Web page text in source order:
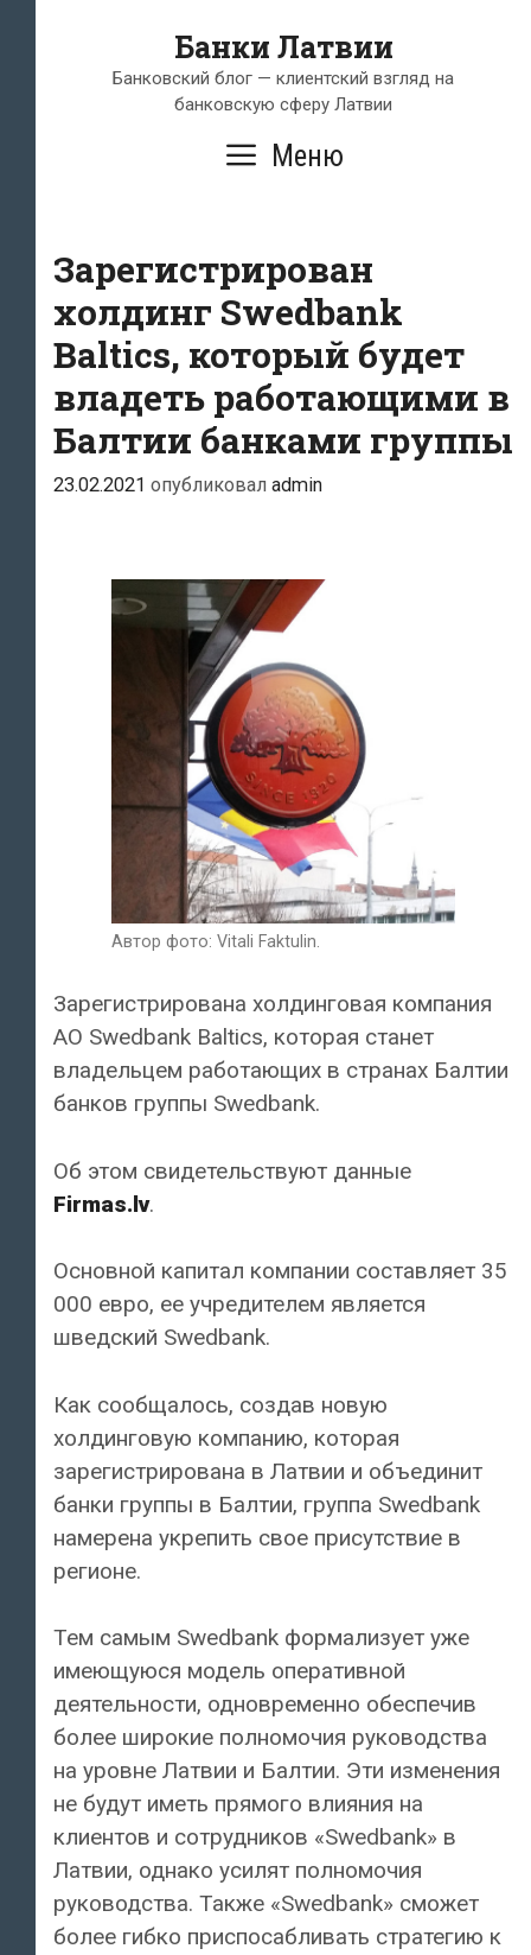
содержимому
Банки Латвии
Банковский блог — клиентский взгляд на
банковскую сферу Латвии
Меню
Зарегистрирован
холдинг Swedbank
Baltics, который будет
владеть работающими в
Балтии банками группы
23.02.2021 опубликовал admin
Автор фото: Vitali Faktulin.
Зарегистрирована холдинговая компания
АО Swedbank Baltics, которая станет
владельцем работающих в странах Балтии
банков группы Swedbank.
Об этом свидетельствуют данные
Firmas.lv.
Основной капитал компании составляет 35
000 евро, ее учредителем является
шведский Swedbank.
Как сообщалось, создав новую
холдинговую компанию, которая
зарегистрирована в Латвии и объединит
банки группы в Балтии, группа Swedbank
намерена укрепить свое присутствие в
регионе.
Тем самым Swedbank формализует уже
имеющуюся модель оперативной
деятельности, одновременно обеспечив
более широкие полномочия руководства
на уровне Латвии и Балтии. Эти изменения
не будут иметь прямого влияния на
клиентов и сотрудников «Swedbank» в
Латвии, однако усилят полномочия
руководства. Также «Swedbank» сможет
более гибко приспосабливать стратегию к